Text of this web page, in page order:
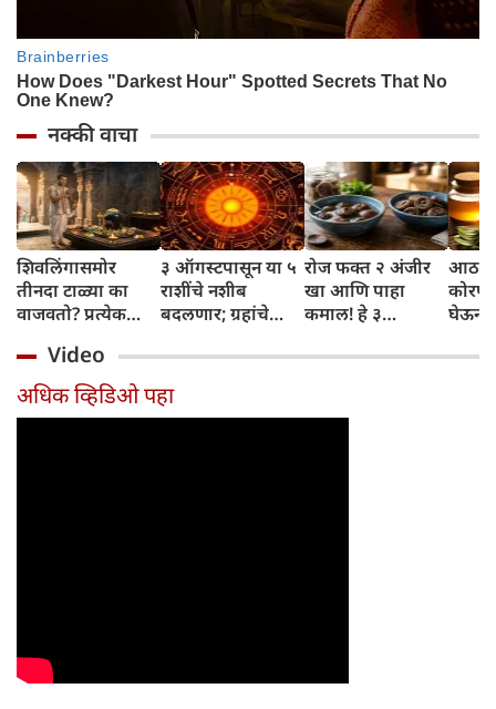
नक्की वाचा
शिवलिंगासमोर
तीनदा टाळ्या का
वाजवतो? प्रत्येक
जाणून घ्या
३ ऑगस्टपासून या ५
राशींचे नशीब
बदलणार; ग्रहांचे
संपतील आणि शुभ
दिवसांची सुरुवात
होईल
रोज फक्त २ अंजीर
खा आणि पाहा
कमाल! हे ३
तुम्हाला ठाऊक
घेऊन
Video
अधिक व्हिडिओ पहा